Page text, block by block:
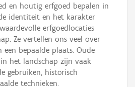
en houtig erfgoed bepalen in
identiteit en het karakter
erfgoedlocaties
Ze vertellen ons veel over
een bepaalde plaats. Oude
het landschap zijn vaak
gebruiken, historisch
technieken.